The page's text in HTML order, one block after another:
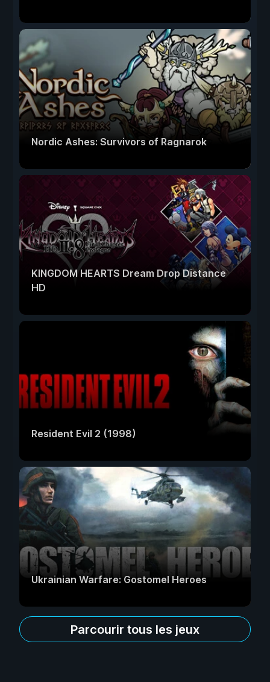
Nordic Ashes: Survivors of Ragnarok
KINGDOM HEARTS Dream Drop Distance
HD
Resident Evil 2 (1998)
Ukrainian Warfare: Gostomel Heroes
Parcourir tous les jeux